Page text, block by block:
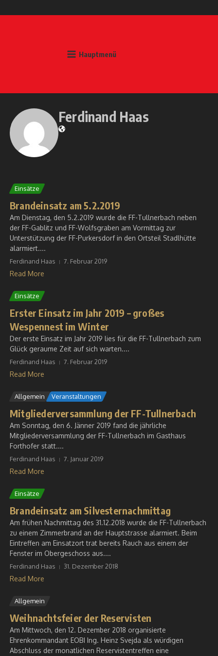
Hauptmenü
Ferdinand Haas
Einsätze
Brandeinsatz am 5.2.2019
Am Dienstag, den 5.2.2019 wurde die FF-Tullnerbach neben
der FF-Gablitz und FF-Wolfsgraben am Vormittag zur
Unterstützung der FF-Purkersdorf in den Ortsteil Stadlhütte
alarmiert....
Ferdinand Haas 7. Februar 2019
Read More
Einsätze
Erster Einsatz im Jahr 2019 – großes
Wespennest im Winter
Der erste Einsatz im Jahr 2019 lies für die FF-Tullnerbach zum
Glück geraume Zeit auf sich warten....
Ferdinand Haas 7. Februar 2019
Read More
Allgemein Veranstaltungen
Mitgliederversammlung der FF-Tullnerbach
Am Sonntag, den 6. Jänner 2019 fand die jährliche
Mitgliederversammlung der FF-Tullnerbach im Gasthaus
Forthofer statt....
Ferdinand Haas 7. Januar 2019
Read More
Einsätze
Brandeinsatz am Silvesternachmittag
Am frühen Nachmittag des 31.12.2018 wurde die FF-Tullnerbach
zu einem Zimmerbrand an der Hauptstrasse alarmiert. Beim
Eintreffen am Einsatzort trat bereits Rauch aus einem der
Fenster im Obergeschoss aus....
Ferdinand Haas 31. Dezember 2018
Read More
Allgemein
Weihnachtsfeier der Reservisten
Am Mittwoch, den 12. Dezember 2018 organisierte
Ehrenkommandant EOBI Ing. Heinz Svejda als würdigen
Abschluss der monatlichen Reservistentreffen eine